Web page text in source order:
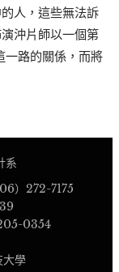
人，這些無法訴
沖片師以一個第
路的關係，而將
系
）272-7175
0354
學